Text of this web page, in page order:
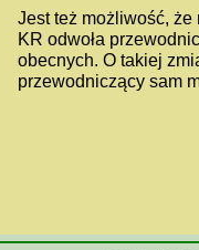
Jest też możliwość,
KR odwoła
obecnych. O takiej
przewodniczący sam